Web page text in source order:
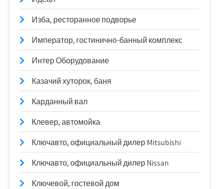
Изба, ресторанное подворье
Император, гостинично-банный комплекс
Интер Оборудование
Казачий хуторок, баня
Карданный вал
Клевер, автомойка
Ключавто, официальный дилер Mitsubishi
Ключавто, официальный дилер Nissan
Ключевой, гостевой дом